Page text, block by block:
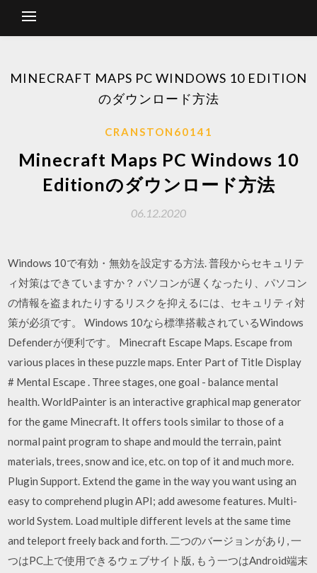
MINECRAFT MAPS PC WINDOWS 10 EDITION
のダウンロード方法
CRANSTON60141
Minecraft Maps PC Windows 10
Editionのダウンロード方法
06.12.2020
Windows 10で有効・無効を設定する方法. 普段からセキュリテ
ィ対策はできていますか？ パソコンが遅くなったり、パソコン
の情報を盗まれたりするリスクを抑えるには、セキュリティ対
策が必須です。 Windows 10なら標準搭載されているWindows
Defenderが便利です。 Minecraft Escape Maps. Escape from
various places in these puzzle maps. Enter Part of Title Display
# Mental Escape . Three stages, one goal - balance mental
health. WorldPainter is an interactive graphical map generator
for the game Minecraft. It offers tools similar to those of a
normal paint program to shape and mould the terrain, paint
materials, trees, snow and ice, etc. on top of it and much more.
Plugin Support. Extend the game in the way you want using an
easy to comprehend plugin API; add awesome features. Multi-
world System. Load multiple different levels at the same time
and teleport freely back and forth. 二つのバージョンがあり, 一
つはPC上で使用できるウェブサイト版, もう一つはAndroid端末